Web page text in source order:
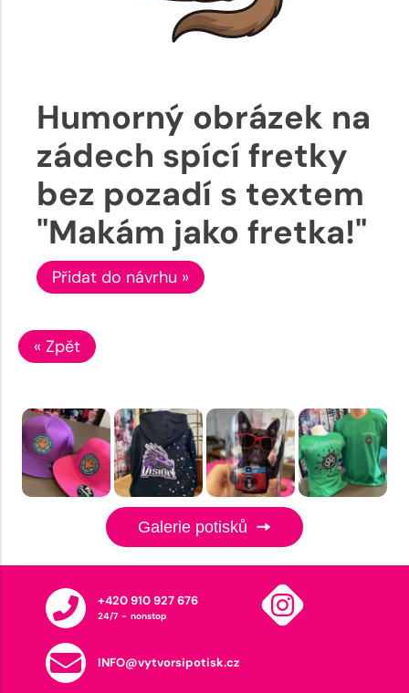
Humorný obrázek na
zádech spící fretky
bez pozadí s textem
"Makám jako fretka!"
Přidat do návrhu »
« Zpět
Galerie potisků
+420 910 927 676
24/7 - nonstop
INFO@vytvorsipotisk.cz